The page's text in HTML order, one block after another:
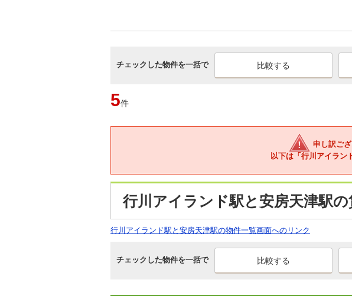
チェックした物件を一括で
5件
申し訳ご
以下は「行川アイラン
行川アイランド駅と安房天津駅
行川アイランド駅と安房天津駅の物件一覧画面へのリンク
チェックした物件を一括で